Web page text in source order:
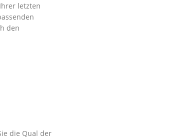
letzten
den
die Qual der